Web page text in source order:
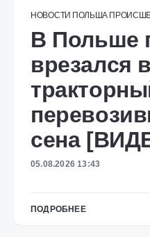
НОВОСТИ ПОЛЬША
В Польше
врезался в
сена
05.08.2026 13:43
ПОДРОБНЕЕ